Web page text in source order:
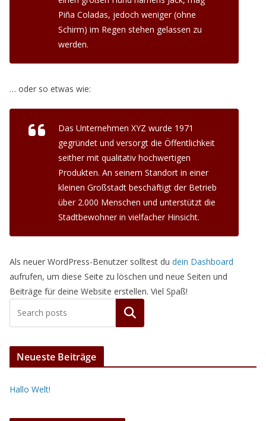
Piña Coladas, jedoch weniger (ohne
Schirm) im Regen stehen gelassen zu
werden.
… oder so etwas wie:
Das Unternehmen XYZ wurde 1971
gegründet und versorgt die Öffentlichkeit
seither mit qualitativ hochwertigen
Produkten. An seinem Standort in einer
kleinen Großstadt beschäftigt der Betrieb
über 2.000 Menschen und unterstützt die
Stadtbewohner in vielfacher Hinsicht.
Als neuer WordPress-Benutzer solltest du dein Dashboard
aufrufen, um diese Seite zu löschen und neue Seiten und
Beiträge für deine Website erstellen. Viel Spaß!
Suchen
Neueste Beiträge
Hallo Welt!